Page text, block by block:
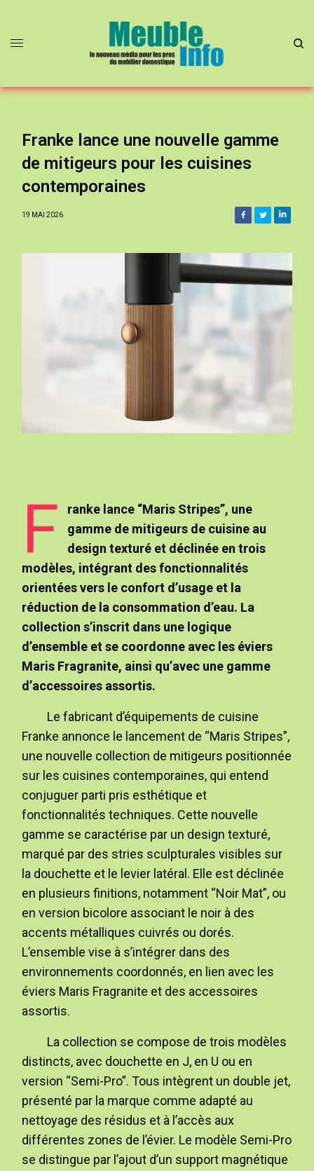
Franke lance une nouvelle gamme
de mitigeurs pour les cuisines
contemporaines
19 MAI 2026
F
ranke lance “Maris Stripes”, une
gamme de mitigeurs de cuisine au
design texturé et déclinée en trois
modèles, intégrant des fonctionnalités
orientées vers le confort d’usage et la
réduction de la consommation d’eau. La
collection s’inscrit dans une logique
d’ensemble et se coordonne avec les éviers
Maris Fragranite, ainsi qu’avec une gamme
d’accessoires assortis.
Le fabricant d’équipements de cuisine
Franke annonce le lancement de “Maris Stripes”,
une nouvelle collection de mitigeurs positionnée
sur les cuisines contemporaines, qui entend
conjuguer parti pris esthétique et
fonctionnalités techniques. Cette nouvelle
gamme se caractérise par un design texturé,
marqué par des stries sculpturales visibles sur
la douchette et le levier latéral. Elle est déclinée
en plusieurs finitions, notamment “Noir Mat”, ou
en version bicolore associant le noir à des
accents métalliques cuivrés ou dorés.
L’ensemble vise à s’intégrer dans des
environnements coordonnés, en lien avec les
éviers Maris Fragranite et des accessoires
assortis.
La collection se compose de trois modèles
distincts, avec douchette en J, en U ou en
version “Semi-Pro”. Tous intègrent un double jet,
présenté par la marque comme adapté au
nettoyage des résidus et à l’accès aux
différentes zones de l’évier. Le modèle Semi-Pro
se distingue par l’ajout d’un support magnétique